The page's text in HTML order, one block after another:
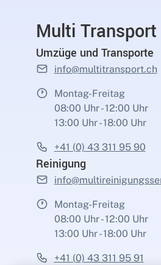
Multi Transport
Umzüge und Transporte
info@multitransport.ch
Montag-Freitag
08:00 Uhr - 12:00 Uhr
13:00 Uhr - 18:00 Uhr
+41 (0) 43 311 95 90
Reinigung
Montag-Freitag
08:00 Uhr - 12:00 Uhr
13:00 Uhr - 18:00 Uhr
+41 (0) 43 311 95 91